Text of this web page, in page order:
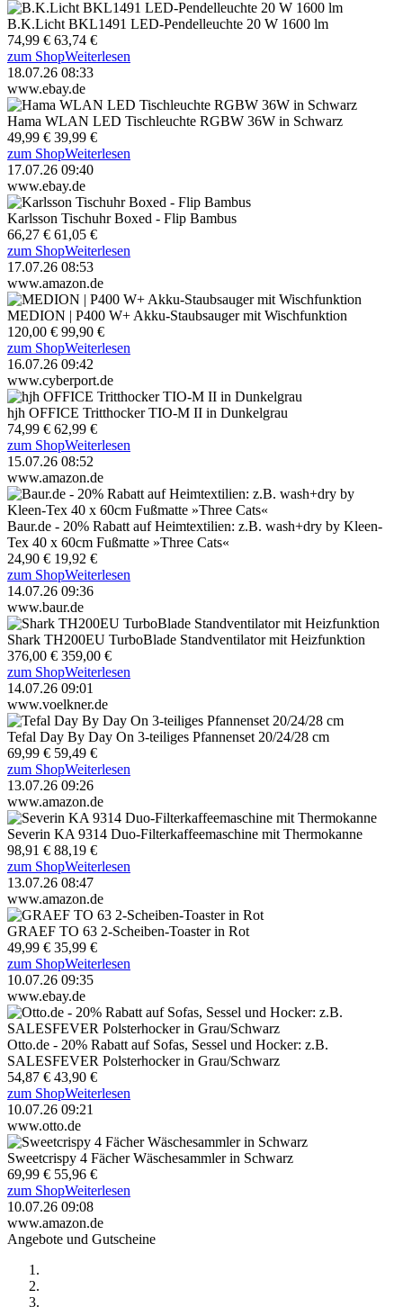
B.K.Licht BKL1491 LED-Pendelleuchte 20 W 1600 lm
74,99 € 63,74 €
zum ShopWeiterlesen
18.07.26 08:33
www.ebay.de
Hama WLAN LED Tischleuchte RGBW 36W in Schwarz
49,99 € 39,99 €
zum ShopWeiterlesen
17.07.26 09:40
www.ebay.de
Karlsson Tischuhr Boxed - Flip Bambus
66,27 € 61,05 €
zum ShopWeiterlesen
17.07.26 08:53
www.amazon.de
MEDION | P400 W+ Akku-Staubsauger mit Wischfunktion
120,00 € 99,90 €
zum ShopWeiterlesen
16.07.26 09:42
www.cyberport.de
hjh OFFICE Tritthocker TIO-M II in Dunkelgrau
74,99 € 62,99 €
zum ShopWeiterlesen
15.07.26 08:52
www.amazon.de
Baur.de - 20% Rabatt auf Heimtextilien: z.B. wash+dry by Kleen-
Tex 40 x 60cm Fußmatte »Three Cats«
24,90 € 19,92 €
zum ShopWeiterlesen
14.07.26 09:36
www.baur.de
Shark TH200EU TurboBlade Standventilator mit Heizfunktion
376,00 € 359,00 €
zum ShopWeiterlesen
14.07.26 09:01
www.voelkner.de
Tefal Day By Day On 3-teiliges Pfannenset 20/24/28 cm
69,99 € 59,49 €
zum ShopWeiterlesen
13.07.26 09:26
www.amazon.de
Severin KA 9314 Duo-Filterkaffeemaschine mit Thermokanne
98,91 € 88,19 €
zum ShopWeiterlesen
13.07.26 08:47
www.amazon.de
GRAEF TO 63 2-Scheiben-Toaster in Rot
49,99 € 35,99 €
zum ShopWeiterlesen
10.07.26 09:35
www.ebay.de
Otto.de - 20% Rabatt auf Sofas, Sessel und Hocker: z.B.
SALESFEVER Polsterhocker in Grau/Schwarz
54,87 € 43,90 €
zum ShopWeiterlesen
10.07.26 09:21
www.otto.de
Sweetcrispy 4 Fächer Wäschesammler in Schwarz
69,99 € 55,96 €
zum ShopWeiterlesen
10.07.26 09:08
www.amazon.de
Angebote und Gutscheine